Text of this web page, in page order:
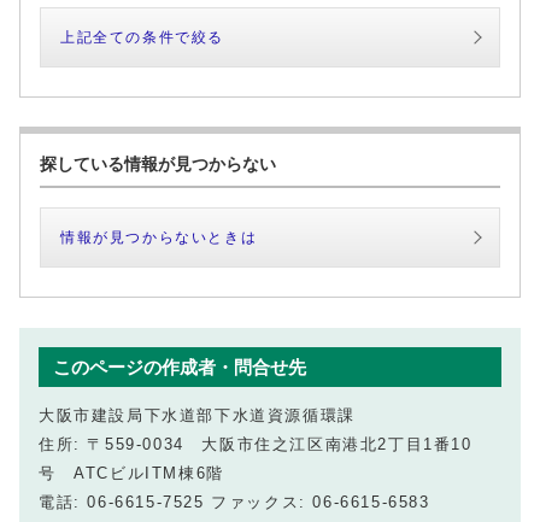
上記全ての条件で絞る
探している情報が見つからない
情報が見つからないときは
このページの作成者・問合せ先
大阪市建設局下水道部下水道資源循環課
住所: 〒559-0034 大阪市住之江区南港北2丁目1番10
号 ATCビルITM棟6階
電話: 06-6615-7525 ファックス: 06-6615-6583